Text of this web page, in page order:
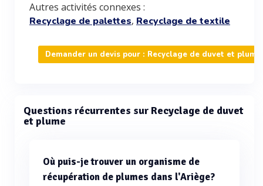
Autres activités connexes :
Recyclage de palettes, Recyclage de textile
Demander un devis pour : Recyclage de duvet et plume
Questions récurrentes sur Recyclage de duvet
et plume
Où puis-je trouver un organisme de
récupération de plumes dans l'Ariège?